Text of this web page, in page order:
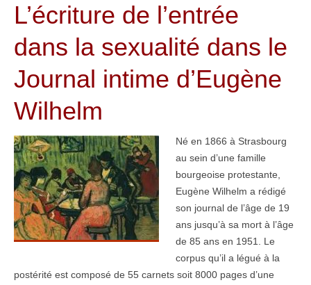
L’écriture de l’entrée
dans la sexualité dans le
Journal intime d’Eugène
Wilhelm
Né en 1866 à Strasbourg
au sein d’une famille
bourgeoise protestante,
Eugène Wilhelm a rédigé
son journal de l’âge de 19
ans jusqu’à sa mort à l’âge
de 85 ans en 1951. Le
corpus qu’il a légué à la
postérité est composé de 55 carnets soit 8000 pages d’une